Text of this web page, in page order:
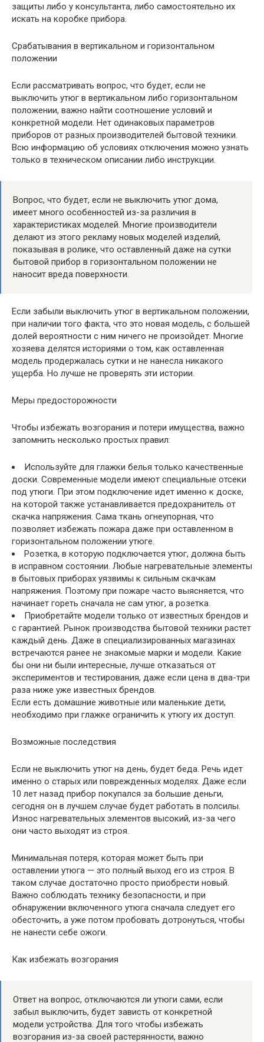
защиты либо у консультанта, либо самостоятельно их
искать на коробке прибора.
Срабатывания в вертикальном и горизонтальном
положении
Если рассматривать вопрос, что будет, если не
выключить утюг в вертикальном либо горизонтальном
положении, важно найти соотношение условий и
конкретной модели. Нет одинаковых параметров
приборов от разных производителей бытовой техники.
Всю информацию об условиях отключения можно узнать
только в техническом описании либо инструкции.
Вопрос, что будет, если не выключить утюг дома,
имеет много особенностей из-за различия в
характеристиках моделей. Многие производители
делают из этого рекламу новых моделей изделий,
показывая в ролике, что оставленный даже на сутки
бытовой прибор в горизонтальном положении не
наносит вреда поверхности.
Если забыли выключить утюг в вертикальном положении,
при наличии того факта, что это новая модель, с большей
долей вероятности с ним ничего не произойдет. Многие
хозяева делятся историями о том, как оставленная
модель продержалась сутки и не нанесла никакого
ущерба. Но лучше не проверять эти истории.
Меры предосторожности
Чтобы избежать возгорания и потери имущества, важно
запомнить несколько простых правил:
Используйте для глажки белья только качественные
доски. Современные модели имеют специальные отсеки
под утюги. При этом подключение идет именно к доске,
на которой также устанавливается предохранитель от
скачка напряжения. Сама ткань огнеупорная, что
позволяет избежать пожара даже при оставленном в
горизонтальном положении утюге.
Розетка, в которую подключается утюг, должна быть
в исправном состоянии. Любые нагревательные элементы
в бытовых приборах уязвимы к сильным скачкам
напряжения. Поэтому при пожаре часто выясняется, что
начинает гореть сначала не сам утюг, а розетка.
Приобретайте модели только от известных брендов и
с гарантией. Рынок производства бытовой техники растет
каждый день. Даже в специализированных магазинах
встречаются ранее не знакомые марки и модели. Какие
бы они ни были интересные, лучше отказаться от
экспериментов и тестирования, даже если цена в два-три
раза ниже уже известных брендов.
Если есть домашние животные или маленькие дети,
необходимо при глажке ограничить к утюгу их доступ.
Возможные последствия
Если не выключить утюг на день, будет беда. Речь идет
именно о старых или поврежденных моделях. Даже если
10 лет назад прибор покупался за большие деньги,
сегодня он в лучшем случае будет работать в полсилы.
Износ нагревательных элементов высокий, из-за чего
они часто выходят из строя.
Минимальная потеря, которая может быть при
оставлении утюга — это полный выход его из строя. В
таком случае достаточно просто приобрести новый.
Важно соблюдать технику безопасности, и при
обнаружении включенного утюга сначала следует его
обесточить, а уже потом пробовать дотронуться, чтобы
не нанести себе ожоги.
Как избежать возгорания
Ответ на вопрос, отключаются ли утюги сами, если
забыл выключить, будет зависть от конкретной
модели устройства. Для того чтобы избежать
возгорания из-за своей растерянности, важно